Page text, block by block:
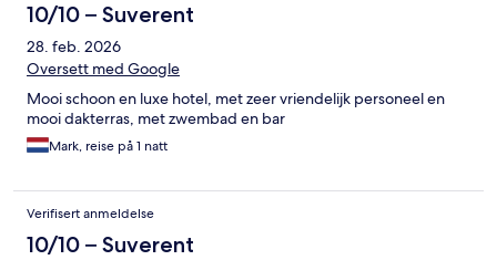
10/10 – Suverent
28. feb. 2026
Oversett med Google
Mooi schoon en luxe hotel, met zeer vriendelijk personeel en
mooi dakterras, met zwembad en bar
Mark, reise på 1 natt
Verifisert anmeldelse
10/10 – Suverent